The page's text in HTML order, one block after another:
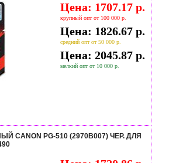
Цена: 1707.17 р.
крупный опт от 100 000 р.
Цена: 1826.67 р.
средний опт от 50 000 р.
Цена: 2045.87 р.
мелкий опт от 10 000 р.
CANON PG-510 (2970B007) ЧЕР. ДЛЯ